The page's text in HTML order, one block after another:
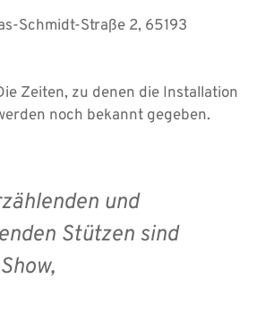
Schmidt-Straße 2, 65193
Zeiten, zu denen die Installation
noch bekannt gegeben.
und
Stützen sind